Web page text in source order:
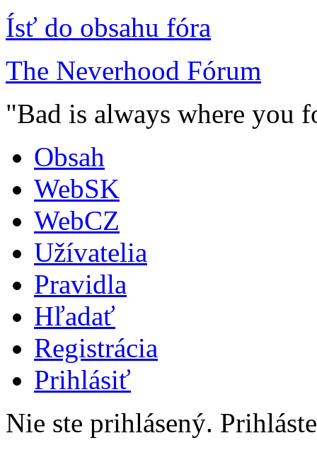
Ísť do obsahu fóra
The Neverhood Fórum
"Bad is always where you
Obsah
WebSK
WebCZ
Užívatelia
Pravidla
Hľadať
Registrácia
Prihlásiť
Nie ste prihlásený.